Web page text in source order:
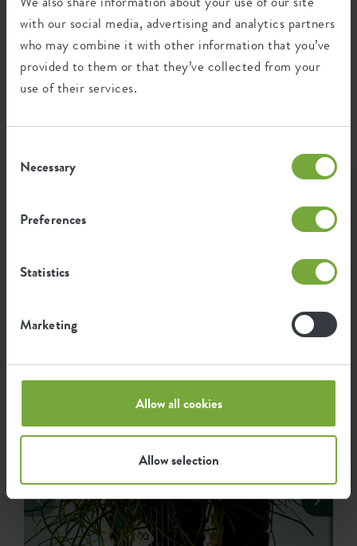
with our social media, advertising and analytics partners
who may combine it with other information that you’ve
provided to them or that they’ve collected from your
use of their services.
Selection
Necessary
Preferences
Statistics
Marketing
Allow all cookies
Allow selection
CO2-Emission der elho Gruppe. Um den Fußabdruck
pro Produkt zu berechnen, teilen wir den gesamten
CO2-Fußabdruck durch das Gewicht der einzelnen
Produkte.
Quelle: Anthesis 2023
Lass Dich inspirieren...
...wie Elho-Fans unsere Produkte nutzen. Wir haben die
schönsten & grünsten Fotos, die mit #elho versehen